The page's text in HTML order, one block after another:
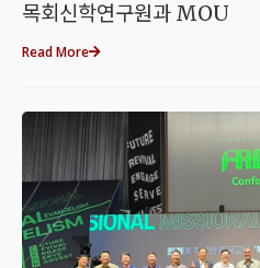
목회신학연구원과 MOU
Read More